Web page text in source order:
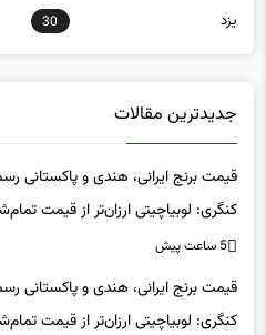
قیمت برنج ایرانی، هندی و پاکستانی
کنگری: لوبیاچیتی ارزان‌تر از قیمت
اما باز هم مشتری ندارد
5 ساعت پیش
قیمت برنج ایرانی، هندی و پاکستانی
کنگری: لوبیاچیتی ارزان‌تر از قیمت
اما باز هم مشتری ندارد
5 ساعت پیش